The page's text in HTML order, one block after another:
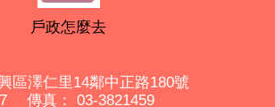
戶政怎麼去
區澤仁里14鄰中正路180號
傳真： 03-3821459